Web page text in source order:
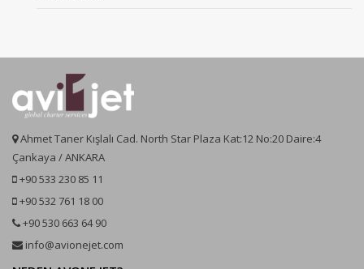
Ahmet Taner Kışlalı Cad. North Star Plaza Kat:12 No:20 Daire:4
Çankaya / ANKARA
+90 533 230 85 11
+90 532 761 18 00
+90 530 663 64 90
info@avionejet.com